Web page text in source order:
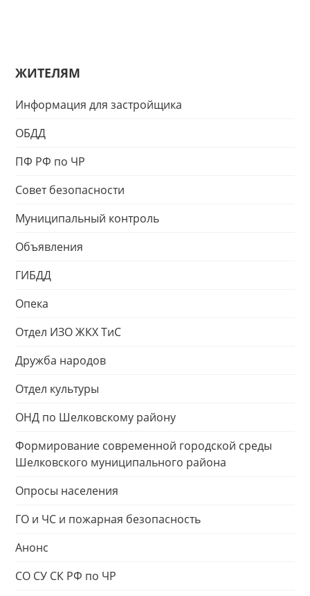
ЖИТЕЛЯМ
Информация для застройщика
ОБДД
ПФ РФ по ЧР
Совет безопасности
Муниципальный контроль
Объявления
ГИБДД
Опека
Отдел ИЗО ЖКХ ТиС
Дружба народов
Отдел культуры
ОНД по Шелковскому району
Формирование современной городской среды
Шелковского муниципального района
Опросы населения
ГО и ЧС и пожарная безопасность
Анонс
СО СУ СК РФ по ЧР